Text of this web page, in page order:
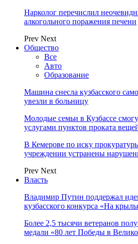
Нарколог перечислил
алкогольного поражения печени
Prev Next
Общество
Все
Авто
Образование
Машина снесла кузбасского
увезли в больницу
Молодые семьи в Кузбассе
услугами пунктов проката
В Кемерове по иску
учреждении устранены
Prev Next
Власть
Владимир Путин поддержал
кузбасского конкурса «На
Более 2,5 тысячи ветеранов
медали «80 лет Победы в